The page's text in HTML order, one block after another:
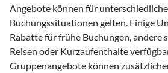
Angebote können für
Buchungssituationen gelten. Einige
Rabatte für frühe Buchungen, andere
Reisen oder Kurzaufenthalte
Gruppenangebote können